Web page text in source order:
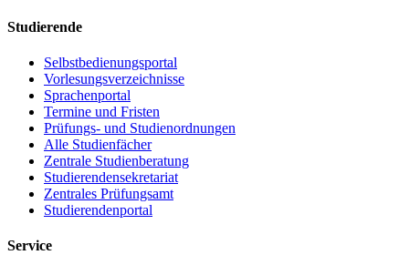
Studierende
Selbstbedienungsportal
Vorlesungsverzeichnisse
Sprachenportal
Termine und Fristen
Prüfungs- und Studienordnungen
Alle Studienfächer
Zentrale Studienberatung
Studierendensekretariat
Zentrales Prüfungsamt
Studierendenportal
Service